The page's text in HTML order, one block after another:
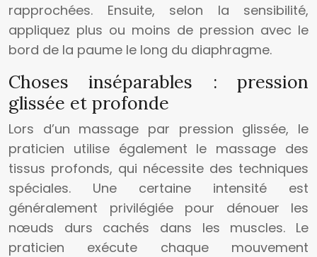
rapprochées. Ensuite, selon la sensibilité,
appliquez plus ou moins de pression avec le
bord de la paume le long du diaphragme.
Choses inséparables : pression
glissée et profonde
Lors d’un massage par pression glissée, le
praticien utilise également le massage des
tissus profonds, qui nécessite des techniques
spéciales. Une certaine intensité est
généralement privilégiée pour dénouer les
nœuds durs cachés dans les muscles. Le
praticien exécute chaque mouvement